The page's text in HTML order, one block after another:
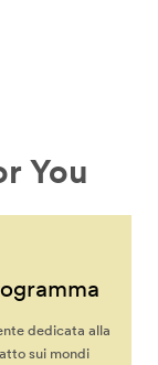
You
dedicata alla
sui mondi